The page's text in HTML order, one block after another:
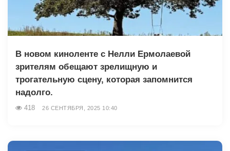
В новом киноленте с Нелли Ермолаевой
зрителям обещают зрелищную и
трогательную сцену, которая запомнится
надолго.
418 26 СЕНТЯБРЯ, 2025 10:40